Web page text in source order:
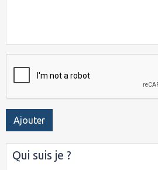
Ajouter
Qui suis je ?